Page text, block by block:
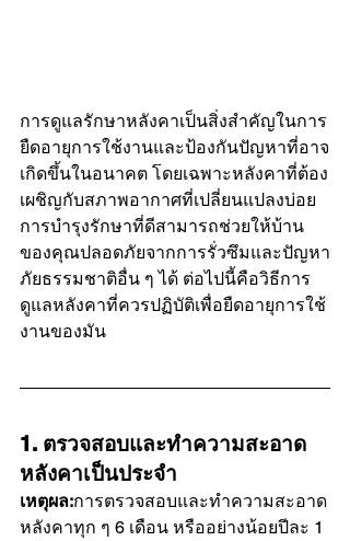
การดูแลรักษาหลังคาเป็นสิ่งสำคัญในการ
ยืดอายุการใช้งานและป้องกันปัญหาที่อาจ
เกิดขึ้นในอนาคต โดยเฉพาะหลังคาที่ต้อง
เผชิญกับสภาพอากาศที่เปลี่ยนแปลงบ่อย
การบำรุงรักษาที่ดีสามารถช่วยให้บ้าน
ของคุณปลอดภัยจากการรั่วซึมและปัญหา
ภัยธรรมชาติอื่น ๆ ได้ ต่อไปนี้คือวิธีการ
ดูแลหลังคาที่ควรปฏิบัติเพื่อยืดอายุการใช้
งานของมัน
1. ตรวจสอบและทำความสะอาด
หลังคาเป็นประจำ
เหตุผล:การตรวจสอบและทำความสะอาด
หลังคาทุก ๆ 6 เดือน หรืออย่างน้อยปีละ 1